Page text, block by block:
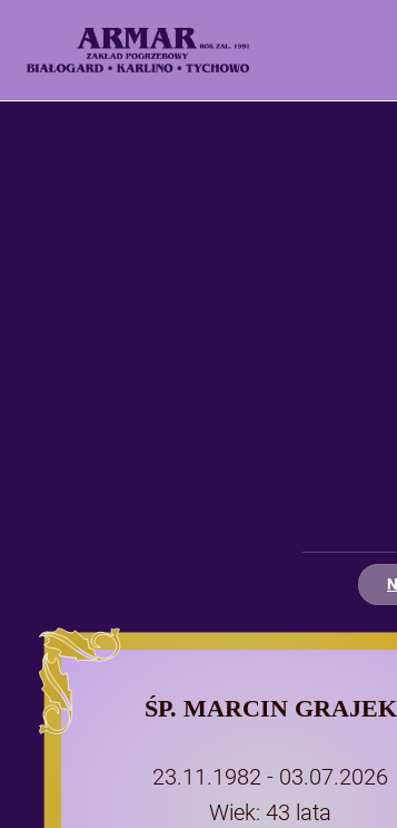
ŚP. MARCIN GRAJEK
23.11.1982 - 03.07.2026
Wiek: 43 lata